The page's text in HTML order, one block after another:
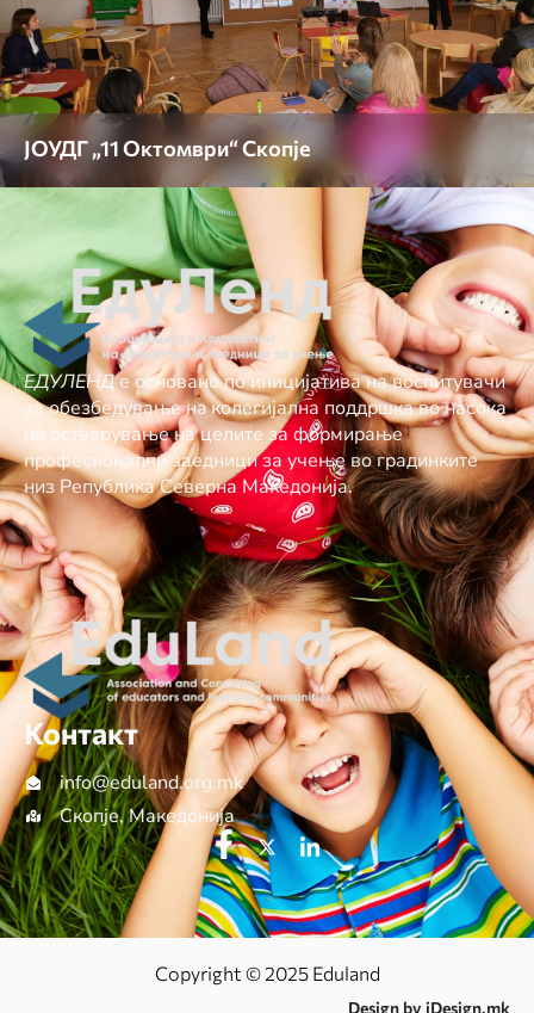
ЈОУДГ „11 Октомври“ Скопје
ЕДУЛЕНДе основано по иницијатива на воспитувачи
за обезбедување нa колегијална поддршка во насока
на остварување на целите за формирање
професионални заедници за учење во градинките
низ Република Северна Македонија.
Контакт
info@еduland.org.mk
Скопје, Македонија
Copyright © 2025 Eduland
Design by iDesign.mk